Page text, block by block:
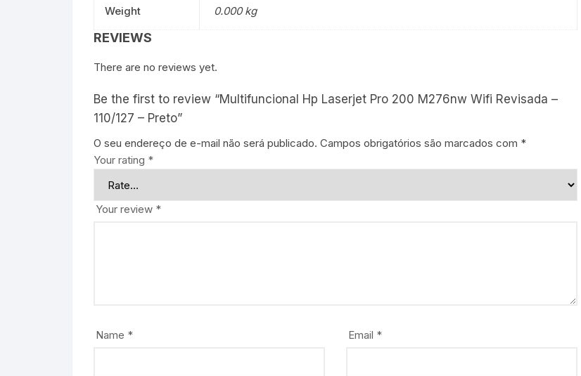
Weight 0.000 kg
REVIEWS
There are no reviews yet.
Be the first to review “Multifuncional Hp Laserjet Pro 200 M276nw Wifi Revisada –
110/127 – Preto”
O seu endereço de e-mail não será publicado. Campos obrigatórios são marcados com *
Your rating *
Your review *
Name * Email *